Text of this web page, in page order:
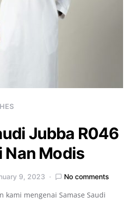
Jubba R046
Nan Modis
9, 2023 No comments
kami mengenai Samase Saudi